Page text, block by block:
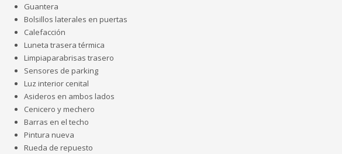
Guantera
Bolsillos laterales en puertas
Calefacción
Luneta trasera térmica
Limpiaparabrisas trasero
Sensores de parking
Luz interior cenital
Asideros en ambos lados
Cenicero y mechero
Barras en el techo
Pintura nueva
Rueda de repuesto